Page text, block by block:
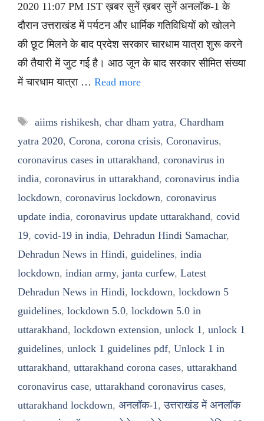
2020 11:07 PM IST ख़बर सुनें ख़बर सुनें अनलॉक-1 के
दौरान उत्तराखंड में पर्यटन और धार्मिक गतिविधियों को खोलने
की छूट मिलने के बाद प्रदेश सरकार चारधाम यात्रा शुरू करने
की तैयारी में जुट गई है। आठ जून के बाद सरकार सीमित संख्या
में चारधाम यात्रा … Read more
Tags
aiims rishikesh, char dham yatra, Chardham
yatra 2020, Corona, corona crisis, Coronavirus,
coronavirus cases in uttarakhand, coronavirus in
india, coronavirus in uttarakhand, coronavirus india
lockdown, coronavirus lockdown, coronavirus
update india, coronavirus update uttarakhand, covid
19, covid-19 in india, Dehradun Hindi Samachar,
Dehradun News in Hindi, guidelines, india
lockdown, indian army, janta curfew, Latest
Dehradun News in Hindi, lockdown, lockdown 5
guidelines, lockdown 5.0, lockdown 5.0 in
uttarakhand, lockdown extension, unlock 1, unlock 1
guidelines, unlock 1 guidelines pdf, Unlock 1 in
uttarakhand, uttarakhand corona cases, uttarakhand
coronavirus case, uttarakhand coronavirus cases,
uttarakhand lockdown, अनलॉक-1,उत्तराखंड में अनलॉक